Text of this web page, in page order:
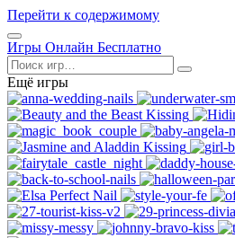
Перейти к содержимому
Открыть
меню
Игры Онлайн Бесплатно
Поиск
Ещё игры